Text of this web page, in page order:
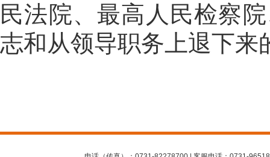
民法院、最高人民检察
志和从领导职务上退下来